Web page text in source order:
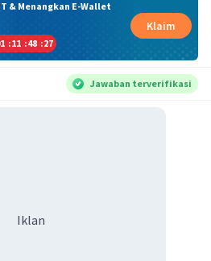
& Menangkan E-Wallet
:11 :48 :26
Klaim
Jawaban terverifikasi
Iklan